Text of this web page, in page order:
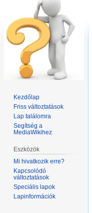
Kezdőlap
Friss változtatások
Lap találomra
Segítség a
MediaWikihez
Eszközök
Mi hivatkozik erre?
Kapcsolódó
változtatások
Speciális lapok
Lapinformációk